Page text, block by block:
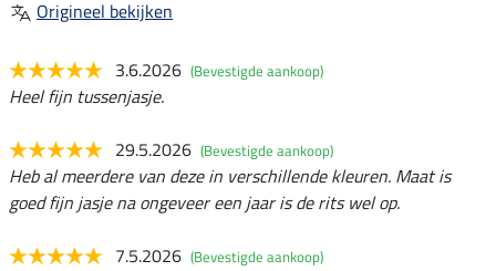
Origineel bekijken
3.6.2026 (Bevestigde aankoop)
Heel fijn tussenjasje.
29.5.2026 (Bevestigde aankoop)
Heb al meerdere van deze in verschillende kleuren. Maat is
goed fijn jasje na ongeveer een jaar is de rits wel op.
7.5.2026 (Bevestigde aankoop)